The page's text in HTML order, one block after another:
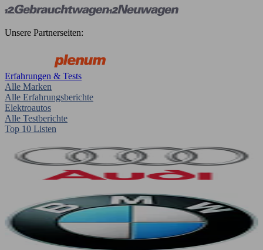
Unsere Partnerseiten:
Erfahrungen & Tests
Alle Marken
Alle Erfahrungsberichte
Elektroautos
Alle Testberichte
Top 10 Listen